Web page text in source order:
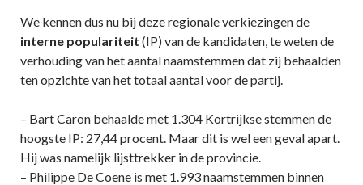
We kennen dus nu bij deze regionale verkiezingen de
interne populariteit (IP) van de kandidaten, te weten de
verhouding van het aantal naamstemmen dat zij behaalden
ten opzichte van het totaal aantal voor de partij.
– Bart Caron behaalde met 1.304 Kortrijkse stemmen de
hoogste IP: 27,44 procent. Maar dit is wel een geval apart.
Hij was namelijk lijsttrekker in de provincie.
– Philippe De Coene is met 1.993 naamstemmen binnen